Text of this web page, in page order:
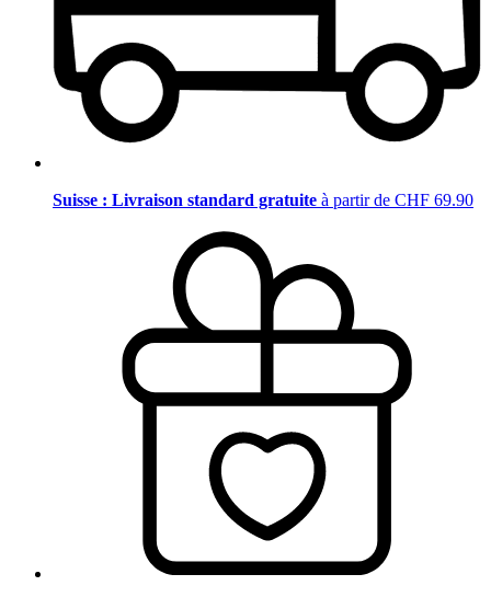
Suisse : Livraison standard gratuite à partir de CHF 69.90